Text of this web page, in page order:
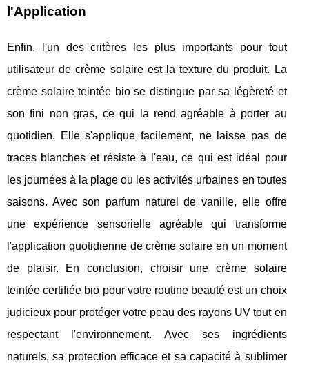
l'Application
Enfin, l'un des critères les plus importants pour tout
utilisateur de crème solaire est la texture du produit. La
crème solaire teintée bio se distingue par sa légèreté et
son fini non gras, ce qui la rend agréable à porter au
quotidien. Elle s'applique facilement, ne laisse pas de
traces blanches et résiste à l'eau, ce qui est idéal pour
les journées à la plage ou les activités urbaines en toutes
saisons. Avec son parfum naturel de vanille, elle offre
une expérience sensorielle agréable qui transforme
l'application quotidienne de crème solaire en un moment
de plaisir. En conclusion, choisir une crème solaire
teintée certifiée bio pour votre routine beauté est un choix
judicieux pour protéger votre peau des rayons UV tout en
respectant l'environnement. Avec ses ingrédients
naturels, sa protection efficace et sa capacité à sublimer